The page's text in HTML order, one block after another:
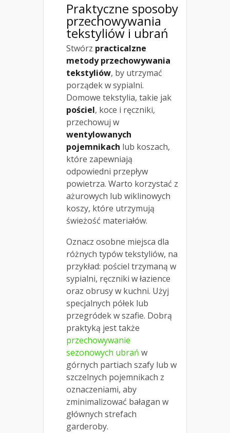
Praktyczne sposoby
przechowywania
tekstyliów i ubrań
Stwórz practicalzne
metody przechowywania
tekstyliów, by utrzymać
porządek w sypialni.
Domowe tekstylia, takie jak
pościel, koce i ręczniki,
przechowuj w
wentylowanych
pojemnikach lub koszach,
które zapewniają
odpowiedni przepływ
powietrza. Warto korzystać z
ażurowych lub wiklinowych
koszy, które utrzymują
świeżość materiałów.
Oznacz osobne miejsca dla
różnych typów tekstyliów, na
przykład: pościel trzymaną w
sypialni, ręczniki w łazience
oraz obrusy w kuchni. Użyj
specjalnych półek lub
przegródek w szafie. Dobrą
praktyką jest także
przechowywanie
sezonowych ubrań w
górnych partiach szafy lub w
szczelnych pojemnikach z
oznaczeniami, aby
zminimalizować bałagan w
głównych strefach
garderoby.